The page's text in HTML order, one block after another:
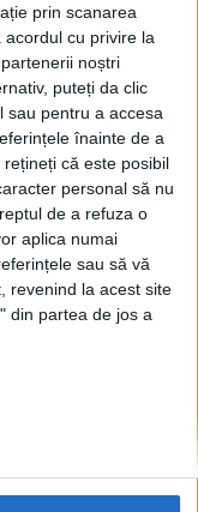
prin scanarea
acordul cu privire la
noștri
puteți da clic
sau pentru a accesa
înainte de a
că este posibil
personal să nu
de a refuza o
aplica numai
sau să vă
revenind la acest site
din partea de jos a
Domnul
iar
nu-i nici el
al schimbării.
”se joacă, după
2024
Ovidiu Donțu
Veți
Primăria
Consiliul
pentru
al Partidului